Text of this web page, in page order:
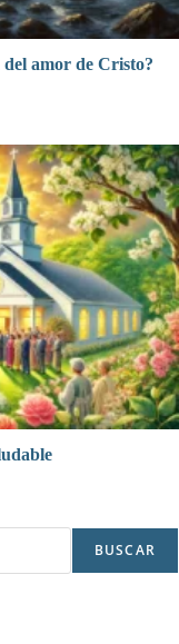
amor de Cristo?
BUSCAR